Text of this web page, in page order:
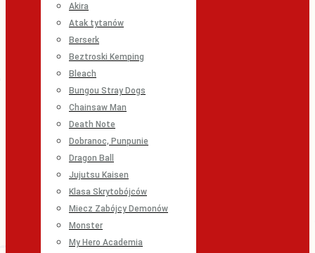
Akira
Atak tytanów
Berserk
Beztroski Kemping
Bleach
Bungou Stray Dogs
Chainsaw Man
Death Note
Dobranoc, Punpunie
Dragon Ball
Jujutsu Kaisen
Klasa Skrytobójców
Miecz Zabójcy Demonów
Monster
My Hero Academia